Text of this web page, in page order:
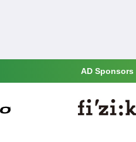
AD Sponsors